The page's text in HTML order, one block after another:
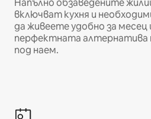
Напълно обзаведените
включват кухня и
да живеете удобно за месец
перфектната алтернатива
под наем.